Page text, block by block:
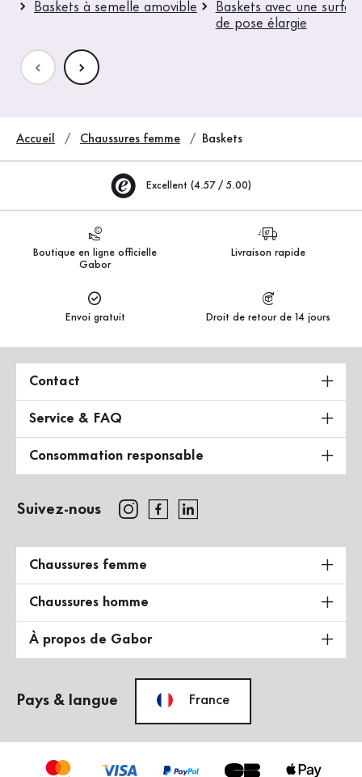
Baskets à semelle amovible
Baskets avec une
de pose élargie
Accueil Chaussures femme Baskets
Excellent (4.57 / 5.00)
Boutique en ligne officielle
Gabor
Livraison rapide
Envoi gratuit Droit de retour de 14 jours
Contact
Service & FAQ
Consommation responsable
Suivez-nous
Chaussures femme
Chaussures homme
À propos de Gabor
Pays & langue France